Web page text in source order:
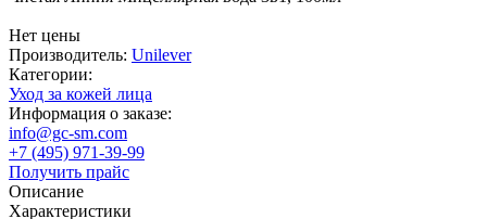
Нет цены
Производитель: Unilever
Категории:
Уход за кожей лица
Информация о заказе:
info@gc-sm.com
+7 (495) 971-39-99
Получить прайс
Описание
Характеристики